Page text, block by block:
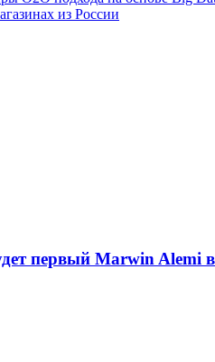
из России
первый Marwin Alemi в